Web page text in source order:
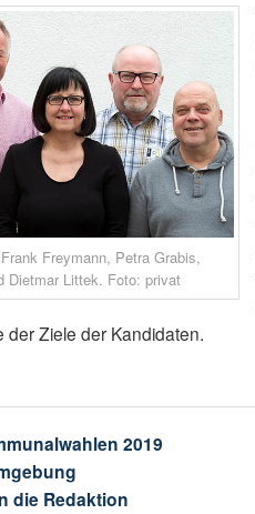
Freymann, Petra Grabis,
Dietmar Littek. Foto: privat
der Ziele der Kandidaten.
2019
die Redaktion